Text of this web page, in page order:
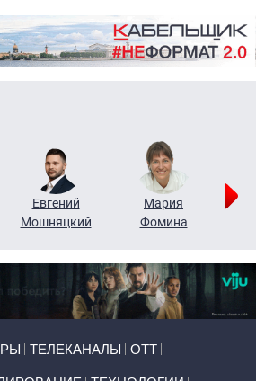
Евгений
Мошняцкий
Мария
Фомина
ТЕЛЕКАНАЛЫ ОТТ